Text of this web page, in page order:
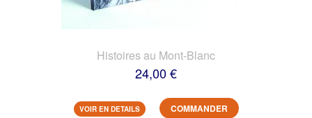
Histoires au Mont-Blanc
24,00 €
VOIR EN DETAILS COMMANDER